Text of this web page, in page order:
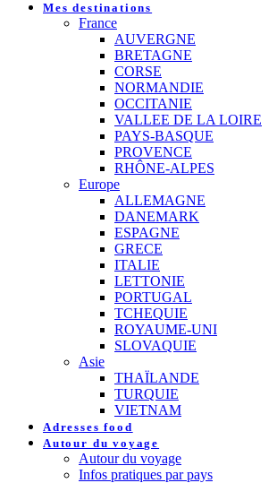
Mes destinations
France
AUVERGNE
BRETAGNE
CORSE
NORMANDIE
OCCITANIE
VALLEE DE LA LOIRE
PAYS-BASQUE
PROVENCE
RHÔNE-ALPES
Europe
ALLEMAGNE
DANEMARK
ESPAGNE
GRECE
ITALIE
LETTONIE
PORTUGAL
TCHEQUIE
ROYAUME-UNI
SLOVAQUIE
Asie
THAÏLANDE
TURQUIE
VIETNAM
Adresses food
Autour du voyage
Autour du voyage
Infos pratiques par pays